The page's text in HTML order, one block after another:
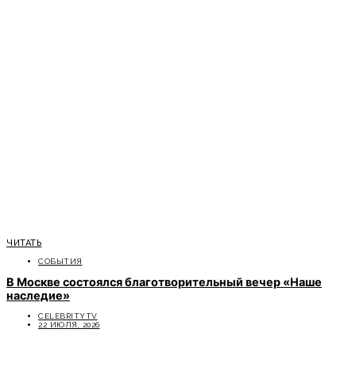
ЧИТАТЬ
СОБЫТИЯ
В Москве состоялся благотворительный вечер «Наше
наследие»
CELEBRITYTV
22 ИЮЛЯ, 2026